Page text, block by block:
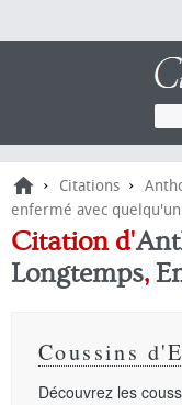
› Citations ›
enfermé avec
Citation d'
Longtemps,
Coussins
Découvrez les